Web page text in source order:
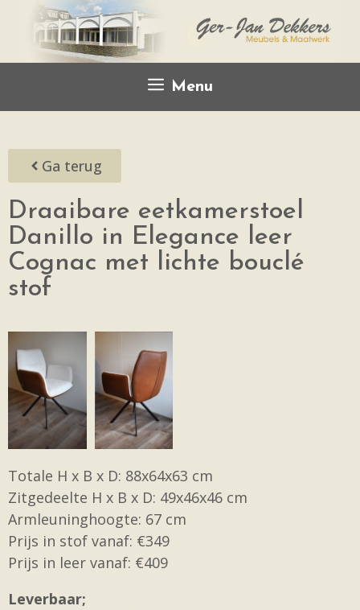
Menu
Ga terug
Draaibare eetkamerstoel
Danillo in Elegance leer
Cognac met lichte bouclé
stof
Totale H x B x D: 88x64x63 cm
Zitgedeelte H x B x D: 49x46x46 cm
Armleuninghoogte: 67 cm
Prijs in stof vanaf: €349
Prijs in leer vanaf: €409
Leverbaar;